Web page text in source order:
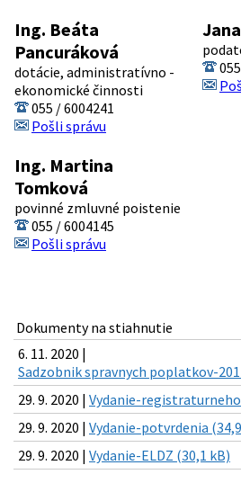
Ing. Beáta
Pancuráková
dotácie, administratívno -
ekonomické činnosti
055 / 6004241
Pošli správu
Ing. Martina
Tomková
povinné zmluvné poistenie
055 / 6004145
Pošli správu
Dokumenty na stiahnutie
6. 11. 2020 |
Sadzobnik spravnych poplatkov-
29. 9. 2020 | Vydanie-
29. 9. 2020 | Vydanie-potvrdenia
29. 9. 2020 | Vydanie-ELDZ (30,1 kB)